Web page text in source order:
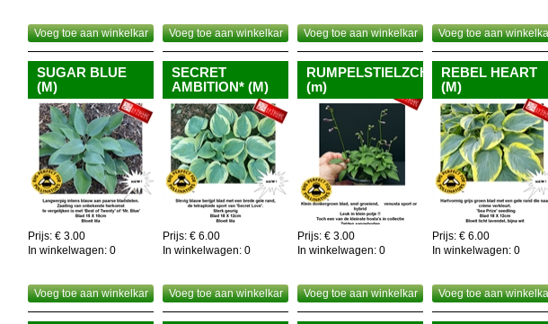
Voeg toe aan winkelkar Voeg toe aan winkelkar Voeg toe aan winkelkar Voeg toe aan
SUGAR BLUE
(M)
Prijs: € 3.00
In winkelwagen: 0
Voeg toe aan winkelkar
SECRET
AMBITION* (M)
Prijs: € 6.00
In winkelwagen: 0
Voeg toe aan winkelkar
RUMPELSTIELZCHEN
(m)
Prijs: € 3.00
In winkelwagen: 0
Voeg toe aan winkelkar
REBEL HEART
(M)
Prijs: € 6.00
In winkelwagen: 0
Voeg toe aan